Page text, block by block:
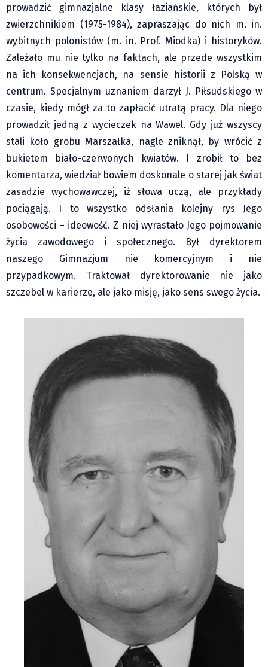
Rodziny wielodzietne
Nauka
Młodzi
Przedszkola
Szkoły podstawowe
Szkoły średnie
Studia
Klub Podróżnika ZA OKNEM
Sport
Czytelnicy piszą
Multimedia
Obiektyw Głosu
Fotoreportaże
studio glos.live
Głos Brandysa
YouTube glos.live
Mrózek i Maćkowiak
PODCAST "GŁOS MAMY"
STREFA PREMIUM
prowadzić gimnazjalne klasy łaziańskie, których był
zwierzchnikiem (1975-1984), zapraszając do nich m. in.
wybitnych polonistów (m. in. Prof. Miodka) i historyków.
Zależało mu nie tylko na faktach, ale przede wszystkim
na ich konsekwencjach, na sensie historii z Polską w
centrum. Specjalnym uznaniem darzył J. Piłsudskiego w
czasie, kiedy mógł za to zapłacić utratą pracy. Dla niego
prowadził jedną z wycieczek na Wawel. Gdy już wszyscy
stali koło grobu Marszałka, nagle zniknął, by wrócić z
bukietem biało-czerwonych kwiatów. I zrobił to bez
komentarza, wiedział bowiem doskonale o starej jak świat
zasadzie wychowawczej, iż słowa uczą, ale przykłady
pociągają. I to wszystko odsłania kolejny rys Jego
osobowości – ideowość. Z niej wyrastało Jego pojmowanie
życia zawodowego i społecznego. Był dyrektorem
naszego Gimnazjum nie komercyjnym i nie
przypadkowym. Traktował dyrektorowanie nie jako
szczebel w karierze, ale jako misję, jako sens swego życia.